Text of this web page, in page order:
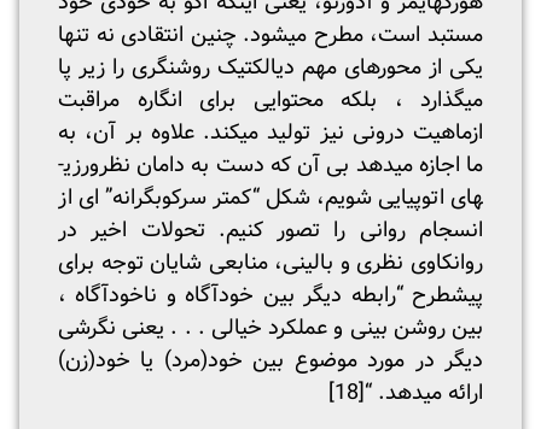
مستبد است، مطرح می­شود. چنین انتقادی نه تنها
یکی از محورهای مهم دیالکتیک روشنگری را زیر پا
می­گذارد ، بلکه محتوایی برای انگاره مراقبت
ازماهیت درونی نیز تولید می­کند. علاوه بر آن، به
ما اجازه می­دهد بی آن که دست به دامان نظرورزی­
های اتوپیایی شویم، شکل “کمتر سرکوبگرانه” ای از
انسجام روانی را تصور کنیم. تحولات اخیر در
روانکاوی نظری و بالینی، منابعی شایان توجه برای
پیش­طرح “رابطه دیگر بین خودآگاه و ناخودآگاه ،
بین روشن بینی و عملکرد خیالی . . . یعنی نگرشی
دیگر در مورد موضوع بین خود(مرد) یا خود(زن)
ارائه می­دهد. “[18]